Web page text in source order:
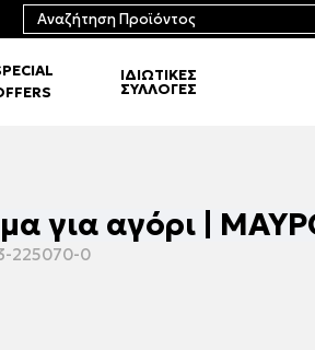
ΙΔΙΩΤΙΚΕΣ
ΣΥΛΛΟΓΕΣ
για αγόρι |
225070-0